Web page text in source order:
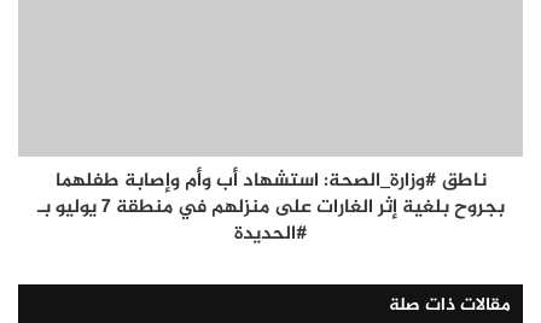
ناطق #وزارة_الصحة: استشهاد أب وأم وإصابة طفلهما
بجروح بلغية إثر الغارات على منزلهم في منطقة 7 يوليو بـ
#الحديدة
مقالات ذات صلة